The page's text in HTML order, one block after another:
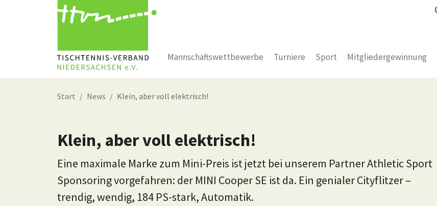
Mannschaftswettbewerbe Turniere Sport Mitgliedergewinnung
Start News Klein, aber voll elektrisch!
Klein, aber voll elektrisch!
Eine maximale Marke zum Mini-Preis ist jetzt bei unserem Partner Athletic Sport
Sponsoring vorgefahren: der MINI Cooper SE ist da. Ein genialer Cityflitzer –
trendig, wendig, 184 PS-stark, Automatik.